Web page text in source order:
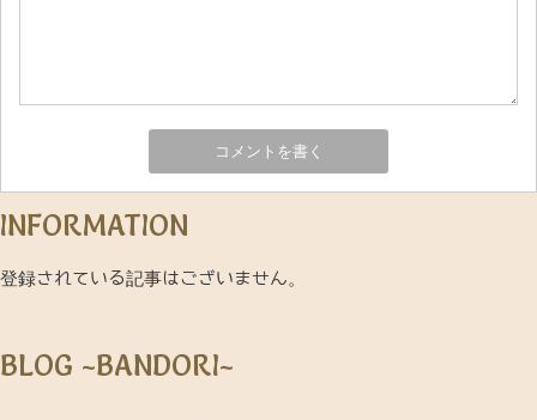
INFORMATION
登録されている記事はございません。
BLOG ~BANDORI~